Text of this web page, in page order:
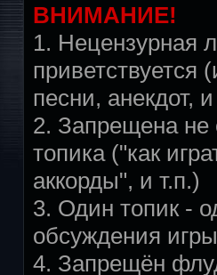
ВНИМАНИЕ!
1. Нецензурная
приветствуется
песни, анекдот,
2. Запрещена не
топика ("как
аккорды", и т.п.)
3. Один топик -
обсуждения
4. Запрещён